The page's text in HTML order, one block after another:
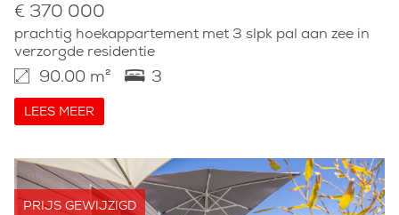
€ 370 000
prachtig hoekappartement met 3 slpk pal aan zee in
verzorgde residentie
90.00 m² 3
LEES MEER
PRIJS GEWIJZIGD